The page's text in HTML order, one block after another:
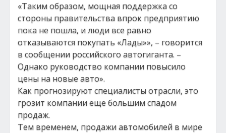
«Таким образом, мощная поддержка со
стороны правительства впрок предприятию
пока не пошла, и люди все равно
отказываются покупать «Лады»», – говорится
в сообщении российского автогиганта. –
Однако руководство компании повысило
цены на новые авто».
Как прогнозируют специалисты отрасли, это
грозит компании еще большим спадом
продаж.
Тем временем, продажи автомобилей в мире